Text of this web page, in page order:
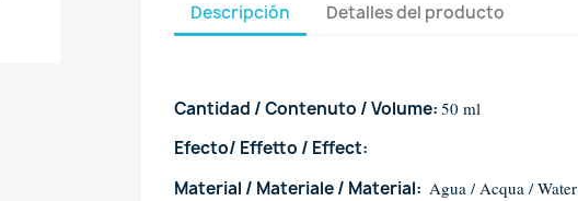
Descripción Detalles del producto
Cantidad / Contenuto / Volume: 50 ml
Efecto/ Effetto / Effect:
Material / Materiale / Material: Agua / Acqua / Water